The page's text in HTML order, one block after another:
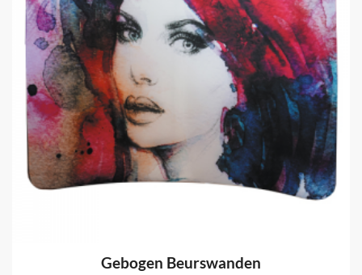
Gebogen Beurswanden